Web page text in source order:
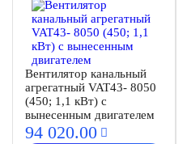
Вентилятор канальный
агрегатный VAT43- 8050
(450; 1,1 кВт) с
вынесенным двигателем
94 020.00